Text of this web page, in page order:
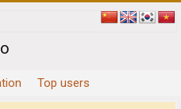
Top users